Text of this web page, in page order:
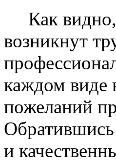
Как видно,
возникнут
каждом виде
пожеланий
и